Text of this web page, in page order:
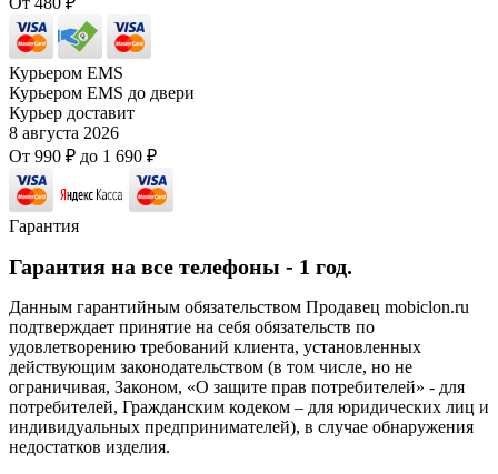
Курьером EMS
Курьером EMS до двери
Курьер доставит
8 августа 2026
От 990 ₽ до 1 690 ₽
Гарантия
Гарантия на все телефоны - 1 год.
Данным гарантийным обязательством Продавец mobiclon.ru
подтверждает принятие на себя обязательств по
удовлетворению требований клиента, установленных
действующим законодательством (в том числе, но не
ограничивая, Законом, «О защите прав потребителей» - для
потребителей, Гражданским кодеком – для юридических лиц и
индивидуальных предпринимателей), в случае обнаружения
недостатков изделия.